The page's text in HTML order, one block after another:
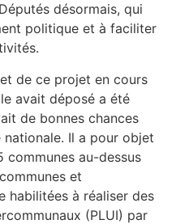
désormais, qui
politique et à faciliter
de ce projet en cours
avait déposé a été
de bonnes chances
nationale. Il a pour objet
communes au-dessus
et
habilitées à réaliser des
(PLUI) par